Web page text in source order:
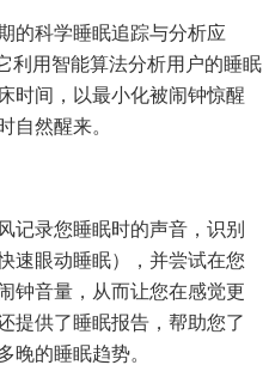
的科学睡眠追踪与分析应
利用智能算法分析用户的睡眠
时间，以最小化被闹钟惊醒
自然醒来。
记录您睡眠时的声音，识别
速眼动睡眠），并尝试在您
钟音量，从而让您在感觉更
提供了睡眠报告，帮助您了
晚的睡眠趋势。